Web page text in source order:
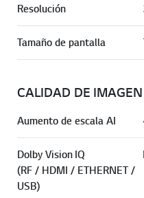
Resolución
Tamaño de pantalla
CALIDAD DE
Aumento de escala AI
Dolby Vision IQ
(RF / HDMI / ETHERNET /
USB)